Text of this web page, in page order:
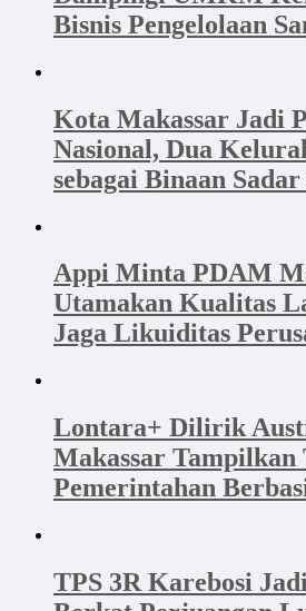
Bisnis Pengelolaan
Kota Makassar Jadi
Nasional, Dua
sebagai Binaan
Appi Minta PDAM
Utamakan Kualitas
Jaga Likuiditas
Lontara+ Dilirik
Makassar Tampilkan
Pemerintahan
TPS 3R Karebosi